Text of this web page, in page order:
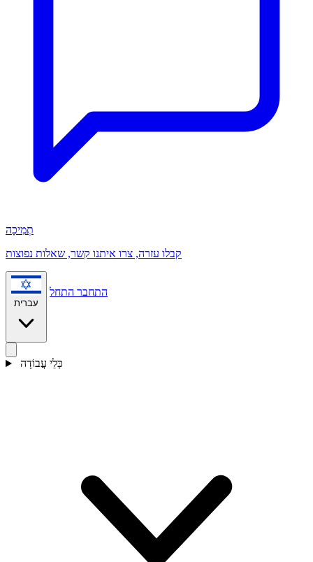
תְמִיכָה
קבלו עזרה, צרו איתנו קשר, שאלות נפוצות
עברית
התחבר התחל
כְּלֵי עֲבוֹדָה